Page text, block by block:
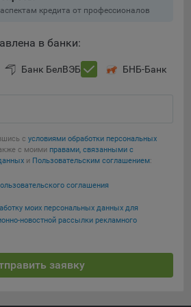
о тенденциях использования
для определения целевой
целях, например Яндекс.Метрика,
хранятся не более года;
веб-аналитических
«Яндекс.Метрика»
на сервере Общества и не
часть из которых хранятся во
пользователей сайта, в том числе
страницы и принимать
мои изменения
по умолчанию
кредита от профессионалов
в банки:
Банк БелВЭБ БНБ-Банк
с условиями обработки персональных
с моими правами, связанными с
и Пользовательским соглашением:
соглашения
моих персональных данных для
новостной рассылки рекламного
заявку